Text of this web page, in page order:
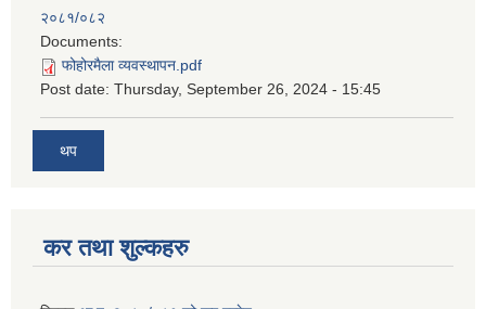
२०८१/०८२
Documents:
फोहोरमैला व्यवस्थापन.pdf
Post date: Thursday, September 26, 2024 - 15:45
थप
कर तथा शुल्कहरु